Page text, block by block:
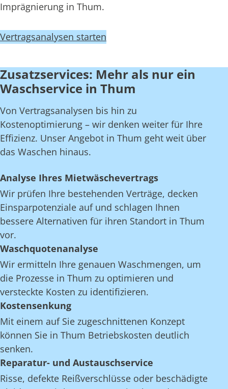
Imprägnierung in Thum.
Vertragsanalysen starten
Zusatzservices: Mehr als nur ein
Waschservice in Thum
Von Vertragsanalysen bis hin zu
Kostenoptimierung – wir denken weiter für Ihre
Effizienz. Unser Angebot in Thum geht weit über
das Waschen hinaus.
Analyse Ihres Mietwäschevertrags
Wir prüfen Ihre bestehenden Verträge, decken
Einsparpotenziale auf und schlagen Ihnen
bessere Alternativen für ihren Standort in Thum
vor.
Waschquotenanalyse
Wir ermitteln Ihre genauen Waschmengen, um
die Prozesse in Thum zu optimieren und
versteckte Kosten zu identifizieren.
Kostensenkung
Mit einem auf Sie zugeschnittenen Konzept
können Sie in Thum Betriebskosten deutlich
senken.
Reparatur- und Austauschservice
Risse, defekte Reißverschlüsse oder beschädigte